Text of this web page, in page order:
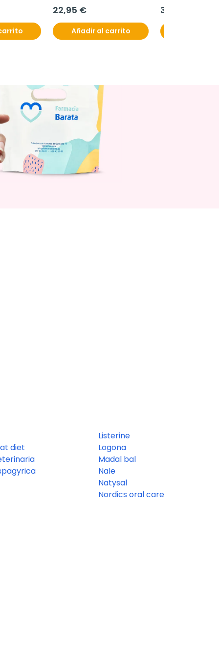
22,95 €
Añadir al carrito
31,95 €
diet
Listerine
Logona
Madal bal
Nale
Natysal
Nordics oral care